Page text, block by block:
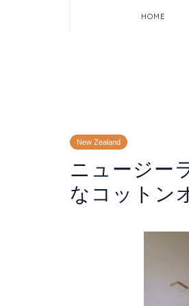
HOME
New Zealand
ニュージー
なコットン